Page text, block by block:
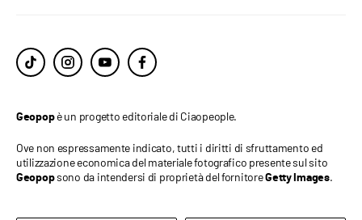
Geopopè un progetto editoriale di Ciaopeople.
Ove non espressamente indicato, tutti i diritti di sfruttamento ed
utilizzazione economica del materiale fotografico presente sul sito
Geopopsono da intendersi di proprietà del fornitoreGetty Images.